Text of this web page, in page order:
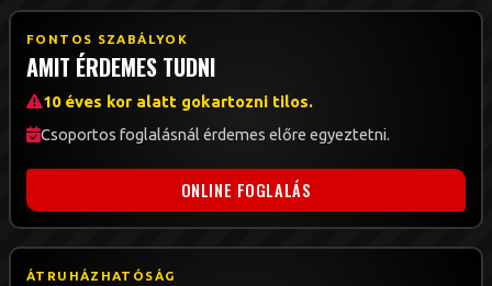
FONTOS SZABÁLYOK
AMIT ÉRDEMES TUDNI
10 éves kor alatt gokartozni tilos.
Csoportos foglalásnál érdemes előre egyeztetni.
ONLINE FOGLALÁS
ÁTRUHÁZHATÓSÁG